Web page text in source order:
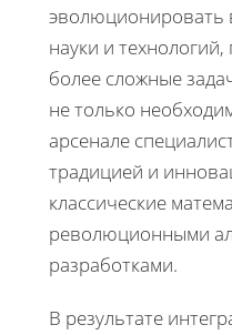
эволюционировать
науки и
более сложные
не только
арсенале
традицией и
классические
революционными
разработками.
В результате